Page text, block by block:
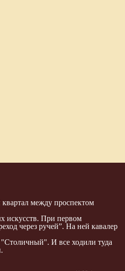
между проспектом
искусств. При первом
через ручей”. На ней кавалер
И все ходили туда